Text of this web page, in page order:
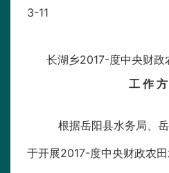
3-11
长湖乡2017-度中央财政
工 作
根据岳阳县水务局、
于开展2017-度中央财政农